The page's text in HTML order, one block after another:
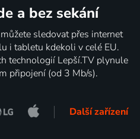
a bez sekání
sledovat přes internet
i tabletu kdekoli v celé EU.
technologií Lepší.TV plynule
připojení (od 3 Mb/s).
Další zařízení